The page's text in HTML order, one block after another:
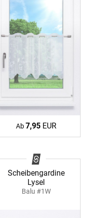
Ab7,95 EUR
Scheibengardine
Lysel
Balu #1W